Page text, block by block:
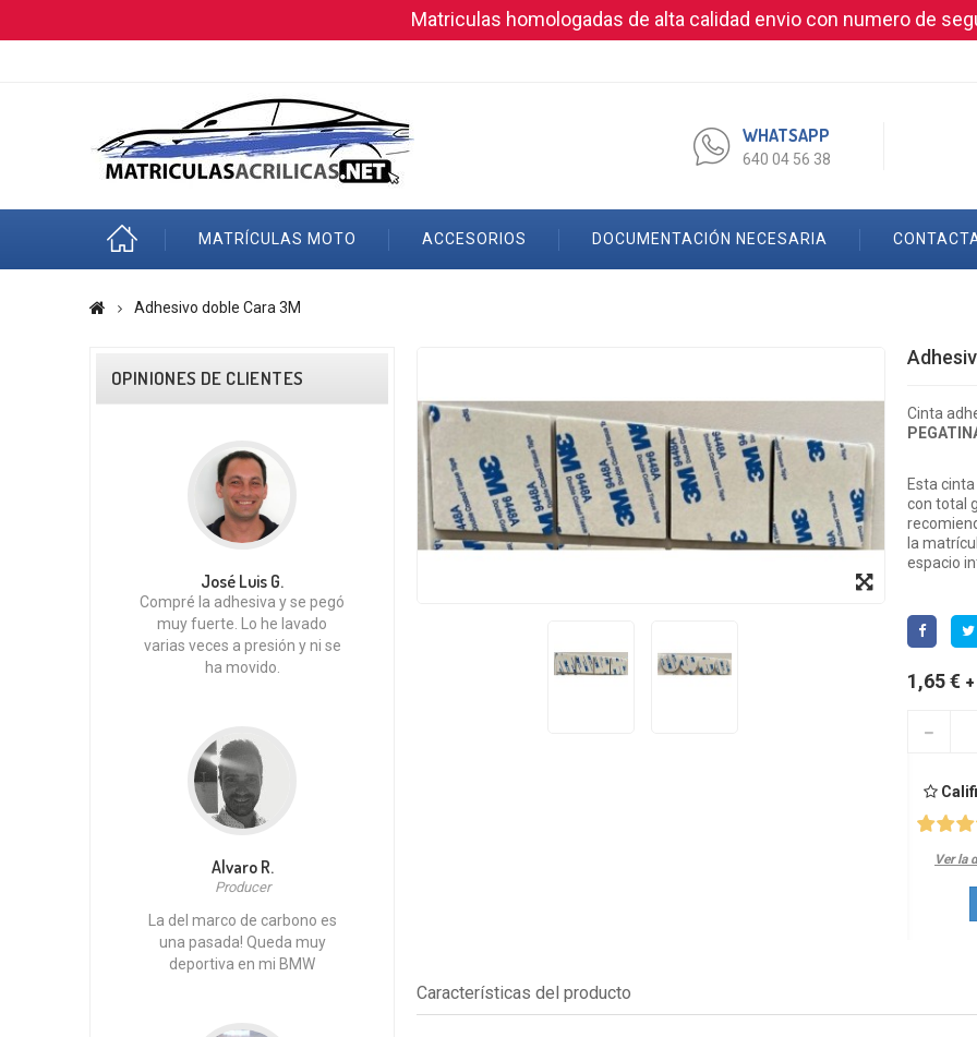
Matriculas homologadas de alta calidad envio con numero de
WHATSAPP
640 04 56 38
MATRÍCULAS MOTO ACCESORIOS DOCUMENTACIÓN NECESARIA
Adhesivo doble Cara 3M
OPINIONES DE CLIENTES
José Luis G.
Compré la adhesiva y se pegó
muy fuerte. Lo he lavado
varias veces a presión y ni se
ha movido.
Alvaro R.
Producer
La del marco de carbono es
una pasada! Queda muy
deportiva en mi BMW
Cinta
Esta
con total
la
espacio
1,65 €
Ver la
Características del producto